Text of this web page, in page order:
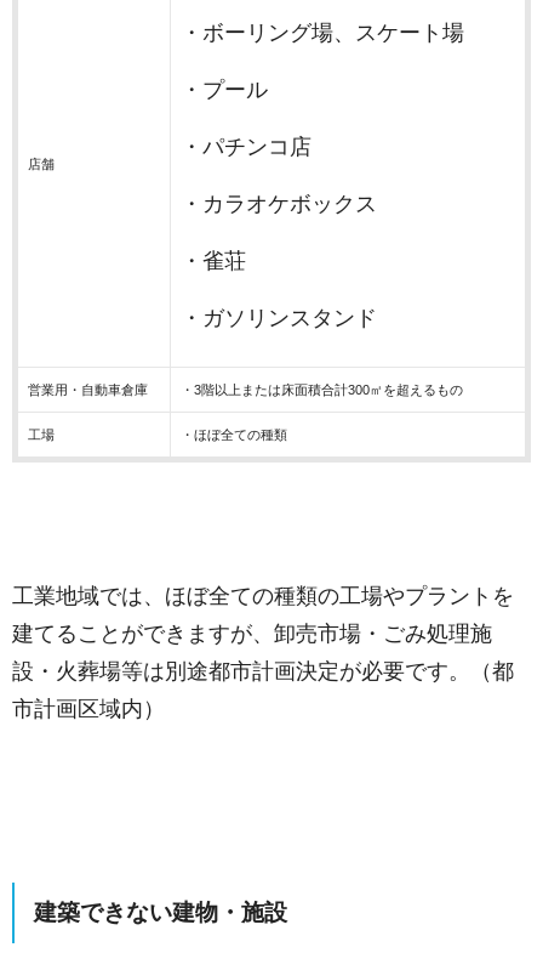
店舗
・ボーリング場、スケート場
・プール
・パチンコ店
・カラオケボックス
・雀荘
・ガソリンスタンド
営業用・自動車倉庫 ・3階以上または床面積合計300㎡を超えるもの
工場 ・ほぼ全ての種類
工業地域では、ほぼ全ての種類の工場やプラントを
建てることができますが、卸売市場・ごみ処理施
設・火葬場等は別途都市計画決定が必要です。（都
市計画区域内）
建築できない建物・施設